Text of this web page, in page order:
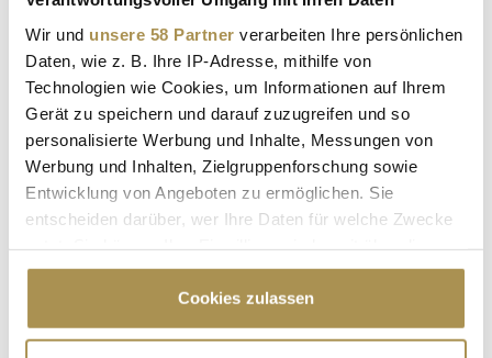
Wir und unsere 58 Partner verarbeiten Ihre persönlichen
Daten, wie z. B. Ihre IP-Adresse, mithilfe von
Technologien wie Cookies, um Informationen auf Ihrem
Gerät zu speichern und darauf zuzugreifen und so
personalisierte Werbung und Inhalte, Messungen von
Werbung und Inhalten, Zielgruppenforschung sowie
Entwicklung von Angeboten zu ermöglichen. Sie
entscheiden darüber, wer Ihre Daten für welche Zwecke
Cookie-Erklärung oder durch Klicken auf das Privacy
Trigger Symbol ändern oder widerrufen
Cookies zulassen